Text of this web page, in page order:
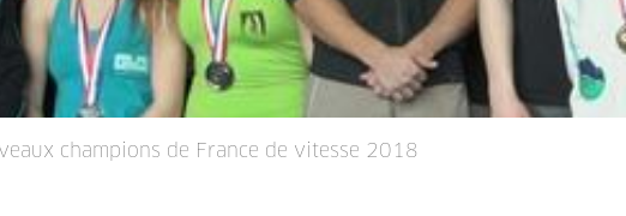
champions de France de vitesse 2018